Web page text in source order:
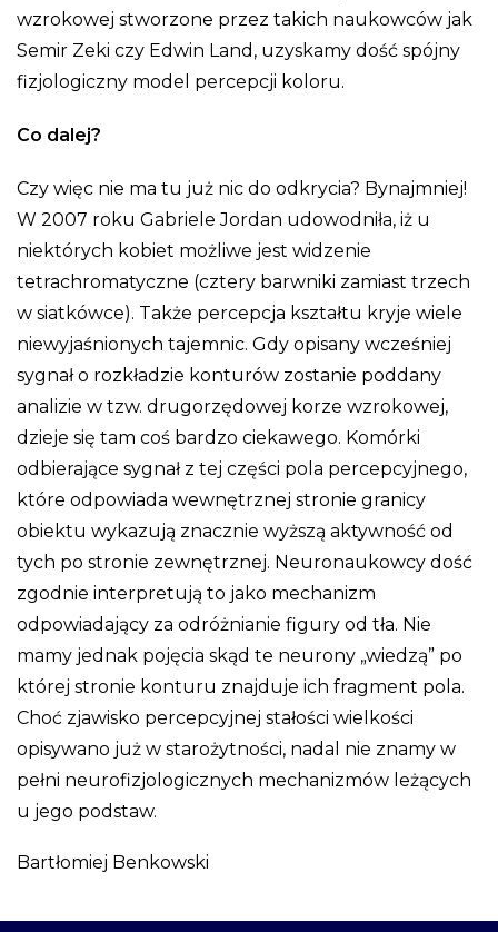
wzrokowej stworzone przez takich naukowców jak
Semir Zeki czy Edwin Land, uzyskamy dość spójny
fizjologiczny model percepcji koloru.
Co dalej?
Czy więc nie ma tu już nic do odkrycia? Bynajmniej!
W 2007 roku Gabriele Jordan udowodniła, iż u
niektórych kobiet możliwe jest widzenie
tetrachromatyczne (cztery barwniki zamiast trzech
w siatkówce). Także percepcja kształtu kryje wiele
niewyjaśnionych tajemnic. Gdy opisany wcześniej
sygnał o rozkładzie konturów zostanie poddany
analizie w tzw. drugorzędowej korze wzrokowej,
dzieje się tam coś bardzo ciekawego. Komórki
odbierające sygnał z tej części pola percepcyjnego,
które odpowiada wewnętrznej stronie granicy
obiektu wykazują znacznie wyższą aktywność od
tych po stronie zewnętrznej. Neuronaukowcy dość
zgodnie interpretują to jako mechanizm
odpowiadający za odróżnianie figury od tła. Nie
mamy jednak pojęcia skąd te neurony „wiedzą” po
której stronie konturu znajduje ich fragment pola.
Choć zjawisko percepcyjnej stałości wielkości
opisywano już w starożytności, nadal nie znamy w
pełni neurofizjologicznych mechanizmów leżących
u jego podstaw.
Bartłomiej Benkowski